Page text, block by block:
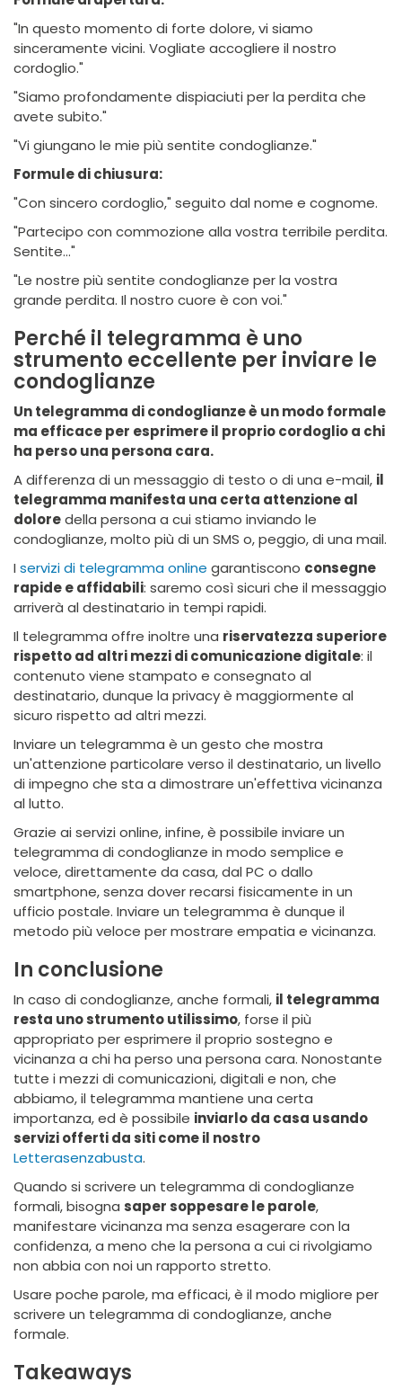
"In questo momento di forte dolore, vi siamo
sinceramente vicini. Vogliate accogliere il nostro
cordoglio."
"Siamo profondamente dispiaciuti per la perdita che
avete subito."
"Vi giungano le mie più sentite condoglianze."
Formule di chiusura:
"Con sincero cordoglio," seguito dal nome e cognome.
"Partecipo con commozione alla vostra terribile perdita.
Sentite..."
"Le nostre più sentite condoglianze per la vostra
grande perdita. Il nostro cuore è con voi."
Perché il telegramma è uno
strumento eccellente per inviare le
condoglianze
Un telegramma di condoglianze è un modo formale
ma efficace per esprimere il proprio cordoglio a chi
ha perso una persona cara.
A differenza di un messaggio di testo o di una e-mail, il
telegramma manifesta una certa attenzione al
doloredella persona a cui stiamo inviando le
condoglianze, molto più di un SMS o, peggio, di una mail.
I servizi di telegramma online garantiscono consegne
rapide e affidabili: saremo così sicuri che il messaggio
arriverà al destinatario in tempi rapidi.
Il telegramma offre inoltre una riservatezza superiore
rispetto ad altri mezzi di comunicazione digitale: il
contenuto viene stampato e consegnato al
destinatario, dunque la privacy è maggiormente al
sicuro rispetto ad altri mezzi.
Inviare un telegramma è un gesto che mostra
un'attenzione particolare verso il destinatario, un livello
di impegno che sta a dimostrare un'effettiva vicinanza
al lutto.
Grazie ai servizi online, infine, è possibile inviare un
telegramma di condoglianze in modo semplice e
veloce, direttamente da casa, dal PC o dallo
smartphone, senza dover recarsi fisicamente in un
ufficio postale. Inviare un telegramma è dunque il
metodo più veloce per mostrare empatia e vicinanza.
In conclusione
In caso di condoglianze, anche formali, il telegramma
resta uno strumento utilissimo, forse il più
appropriato per esprimere il proprio sostegno e
vicinanza a chi ha perso una persona cara. Nonostante
tutte i mezzi di comunicazioni, digitali e non, che
abbiamo, il telegramma mantiene una certa
importanza, ed è possibile inviarlo da casa usando
servizi offerti da siti come il nostro
Letterasenzabusta.
Quando si scrivere un telegramma di condoglianze
formali, bisogna saper soppesare le parole,
manifestare vicinanza ma senza esagerare con la
confidenza, a meno che la persona a cui ci rivolgiamo
non abbia con noi un rapporto stretto.
Usare poche parole, ma efficaci, è il modo migliore per
scrivere un telegramma di condoglianze, anche
formale.
Takeaways